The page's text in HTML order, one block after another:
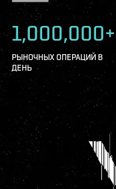
1,000,000+
РЫНОЧНЫХ ОПЕРАЦИЙ В
ДЕНЬ